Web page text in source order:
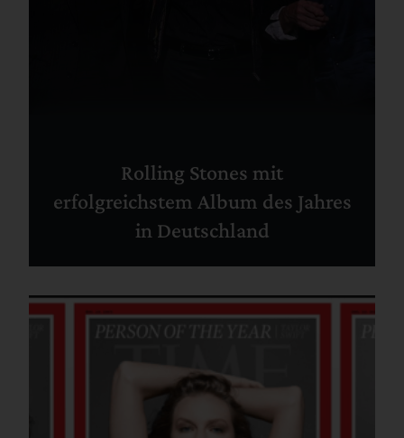
Rolling Stones mit
erfolgreichstem Album des Jahres
in Deutschland